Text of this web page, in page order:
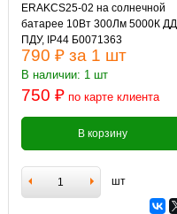
ERAKCS25-02 на солнечной
батарее 10Вт 300Лм 5000К ДД,
ПДУ, IP44 Б0071363
790 ₽ за 1 шт
В наличии: 1 шт
750 ₽ по карте клиента
В корзину
шт